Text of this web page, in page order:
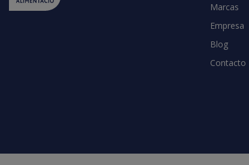
Marcas
Empresa
Blog
Contacto